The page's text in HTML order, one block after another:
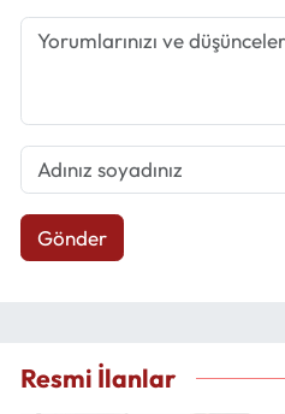
Gönder
Resmi İlanlar